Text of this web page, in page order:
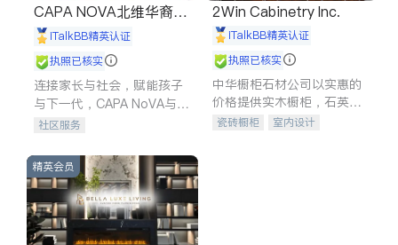
CAPA NOVA北维华裔家
长会iTalkBB精英认证
执照已核实
连接家长与社会，赋能孩子
与下一代，CAPA NoVA与您
携手建设包容、公平、充满
社区服务
2Win Cabinetry Inc.
iTalkBB精英认证
执照已核实
中华橱柜石材公司以实惠的
价格提供实木橱柜，石英石
台面，多种优质不锈钢水
瓷砖橱柜
室内设计
精英会员